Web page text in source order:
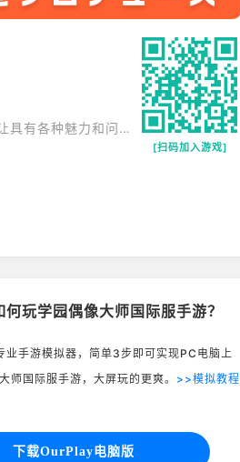
《偶像大师》系列全新校园偶像训练模拟现已上线！ 让具有各种魅力和问题的偶像候选人通过您的作品发光吧！
[扫码加入游戏]
玩学园偶像大师国际服手游？
手游模拟器，简单3步即可实现PC电脑上
师国际服手游，大屏玩的更爽。 >>模拟教程
下载OurPlay电脑版